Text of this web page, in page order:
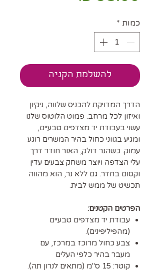
כמות *
להשלמת הקניה
הדרך המדויקת להכניס שלווה, ניקיון
ואיזון לכל מרחב. פמוט הלוטוס שלנו
עשוי בעבודת יד מצדפים טבעיים,
ומגיע בגווני כחול בהיר המשרים רוגע
עמוק. כשהנר דולק, האור חודר דרך
עלי הצדפה ויוצר משחק צבעים עדין
וקסום בחדר. גם ללא נר, הוא מהווה
תכשיט של ממש לבית.
הפרטים הקטנים:
עבודת יד מצדפים טבעיים
(מהפיליפינים).
צבע כחול מרוכז במרכז, עם
מעבר בהיר כלפי העלים
קוטר: 15 ס"מ (מתאים לנרון תה).